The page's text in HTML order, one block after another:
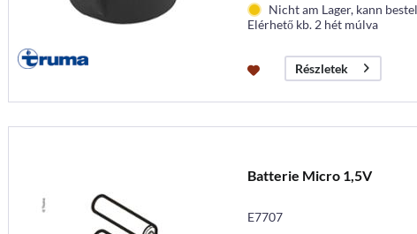
Nicht am Lager, kann
Elérhető kb. 2 hét múlva
Részletek
Batterie Micro 1,5V
E7707